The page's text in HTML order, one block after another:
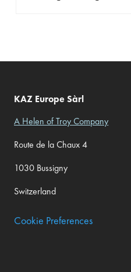
KAZ Europe Sàrl
A Helen of Troy Company
Route de la Chaux 4
1030 Bussigny
Switzerland
Cookie Preferences